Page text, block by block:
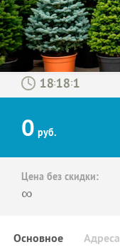
: :
0 руб.
Цена без скидки:
∞
Основное Адреса